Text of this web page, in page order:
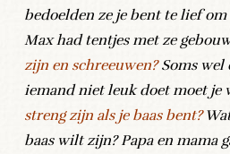
bedoelden ze je bent te lief om
Max had tentjes met ze
zijn en schreeuwen?Soms wel
iemand niet leuk doet moet je
streng zijn als je baas bent?
baas wilt zijn? Papa en mama